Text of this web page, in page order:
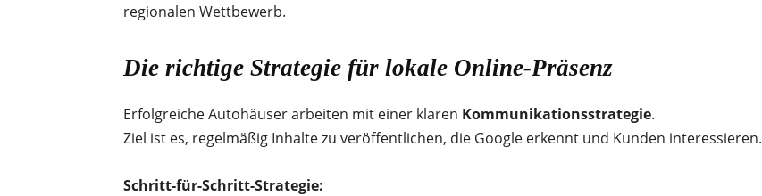
regionalen Wettbewerb.
Die richtige Strategie für lokale Online-Präsenz
Erfolgreiche Autohäuser arbeiten mit einer klaren Kommunikationsstrategie.
Ziel ist es, regelmäßig Inhalte zu veröffentlichen, die Google erkennt und Kunden interessieren.
Schritt-für-Schritt-Strategie: